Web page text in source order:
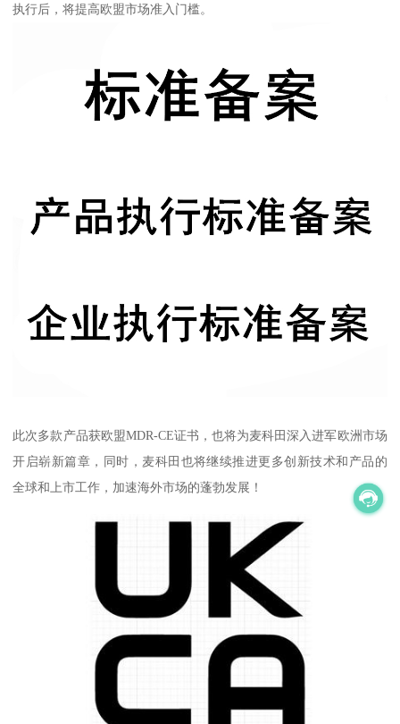
执行后，将提高欧盟市场准入门槛。
此次多款产品获欧盟MDR-CE证书，也将为麦科田深入进军欧洲市场
开启崭新篇章，同时，麦科田也将继续推进更多创新技术和产品的
全球和上市工作，加速海外市场的蓬勃发展！